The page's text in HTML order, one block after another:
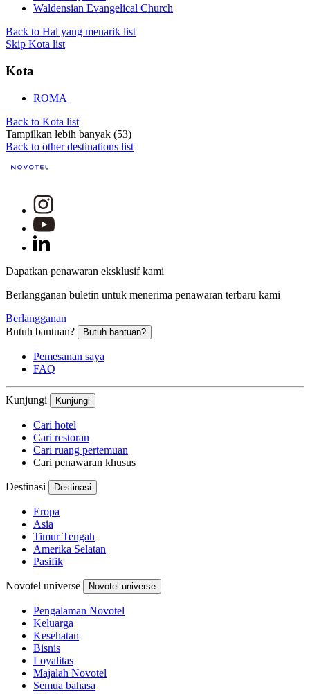
Waldensian Evangelical Church
Back to Hal yang menarik list
Skip Kota list
Kota
ROMA
Back to Kota list
Tampilkan lebih banyak (53)
Back to other destinations list
Dapatkan penawaran eksklusif kami
Berlangganan buletin untuk menerima penawaran terbaru kami
Berlangganan
Butuh bantuan?
Butuh bantuan?
Pemesanan saya
FAQ
Kunjungi Kunjungi
Cari hotel
Cari restoran
Cari ruang pertemuan
Cari penawaran khusus
Destinasi Destinasi
Eropa
Asia
Timur Tengah
Amerika Selatan
Pasifik
Novotel universe Novotel universe
Pengalaman Novotel
Keluarga
Kesehatan
Bisnis
Loyalitas
Majalah Novotel
Semua bahasa